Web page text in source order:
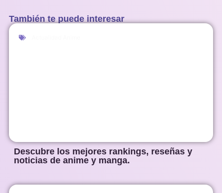
También te puede interesar
Descubre los mejores rankings, reseñas y
noticias de anime y manga.